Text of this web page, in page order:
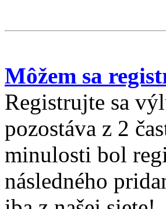
Môžem sa
Registrujte sa
pozostáva z 2
minulosti bol
následného